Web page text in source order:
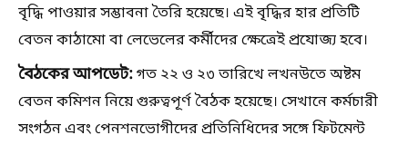
বৃদ্ধি পাওয়ার সম্ভাবনা তৈরি হয়েছে। এই বৃদ্ধির হার প্রতিটি
বেতন কাঠামো বা লেভেলের কর্মীদের ক্ষেত্রেই প্রযোজ্য হবে।
বৈঠকের আপডেট:গত ২২ ও ২৩ তারিখে লখনউতে অষ্টম
বেতন কমিশন নিয়ে গুরুত্বপূর্ণ বৈঠক হয়েছে। সেখানে কর্মচারী
সংগঠন এবং পেনশনভোগীদের প্রতিনিধিদের সঙ্গে ফিটমেন্ট